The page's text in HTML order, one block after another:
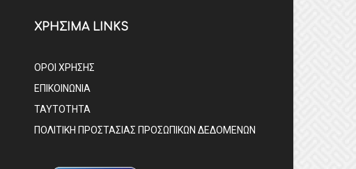
ΧΡΗΣΙΜΑ LINKS
ΟΡΟΙ ΧΡΗΣΗΣ
ΕΠΙΚΟΙΝΩΝΙΑ
ΤΑΥΤΟΤΗΤΑ
ΠΟΛΙΤΙΚΗ ΠΡΟΣΤΑΣΙΑΣ ΠΡΟΣΩΠΙΚΩΝ ΔΕΔΟΜΕΝΩΝ